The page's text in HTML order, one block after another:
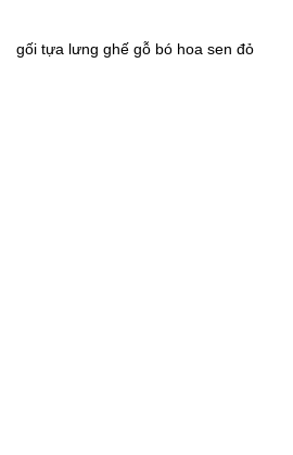
gối tựa lưng ghế gỗ bó hoa sen đỏ